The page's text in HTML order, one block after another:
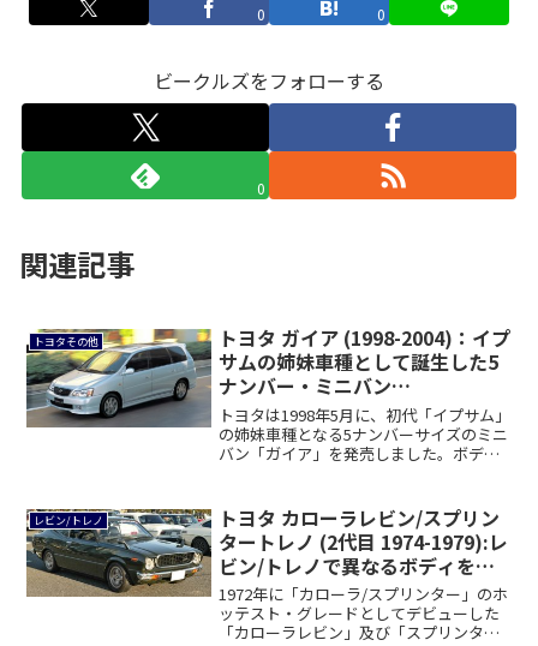
0
0
ビークルズをフォローする
0
関連記事
トヨタその他
トヨタ ガイア (1998-2004)：イプ
サムの姉妹車種として誕生した5
ナンバー・ミニバン
[SXM1/ACV1]
トヨタは1998年5月に、初代「イプサム」
の姉妹車種となる5ナンバーサイズのミニ
バン「ガイア」を発売しました。ボディ
レビン/トレノ
トヨタ カローラレビン/スプリン
タートレノ (2代目 1974-1979):レ
ビン/トレノで異なるボディを採
用し別型式に
[TE37/51/55/47/61/65]
1972年に「カローラ/スプリンター」のホ
ッテスト・グレードとしてデビューした
「カローラレビン」及び「スプリンター